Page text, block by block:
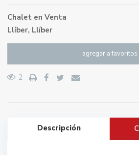
Chalet en Venta
Llíber, Llíber
agregar a favoritos
2
Descripción